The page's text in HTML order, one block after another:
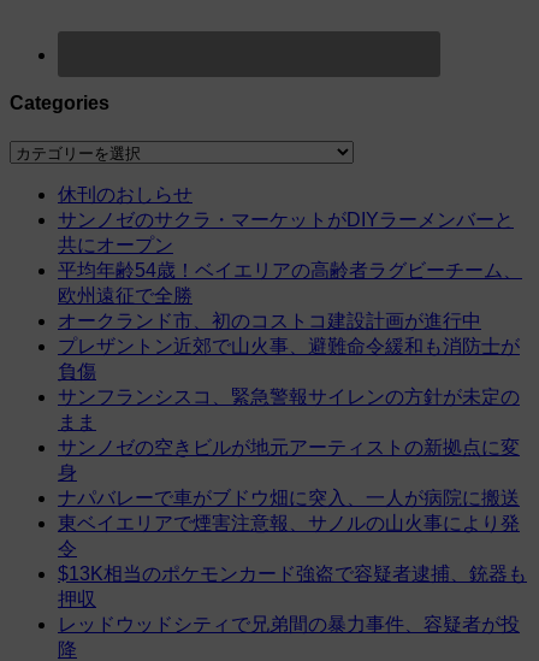
Categories
Categories
休刊のおしらせ
サンノゼのサクラ・マーケットがDIYラーメンバーと
共にオープン
平均年齢54歳！ベイエリアの高齢者ラグビーチーム、
欧州遠征で全勝
オークランド市、初のコストコ建設計画が進行中
プレザントン近郊で山火事、避難命令緩和も消防士が
負傷
サンフランシスコ、緊急警報サイレンの方針が未定の
まま
サンノゼの空きビルが地元アーティストの新拠点に変
身
ナパバレーで車がブドウ畑に突入、一人が病院に搬送
東ベイエリアで煙害注意報、サノルの山火事により発
令
$13K相当のポケモンカード強盗で容疑者逮捕、銃器も
押収
レッドウッドシティで兄弟間の暴力事件、容疑者が投
降